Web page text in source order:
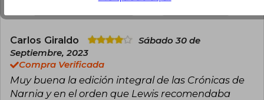
Carlos Giraldo
Sábado 30 de
Septiembre, 2023
Compra Verificada
Muy buena la edición integral de las Crónicas de
Narnia y en el orden que Lewis recomendaba